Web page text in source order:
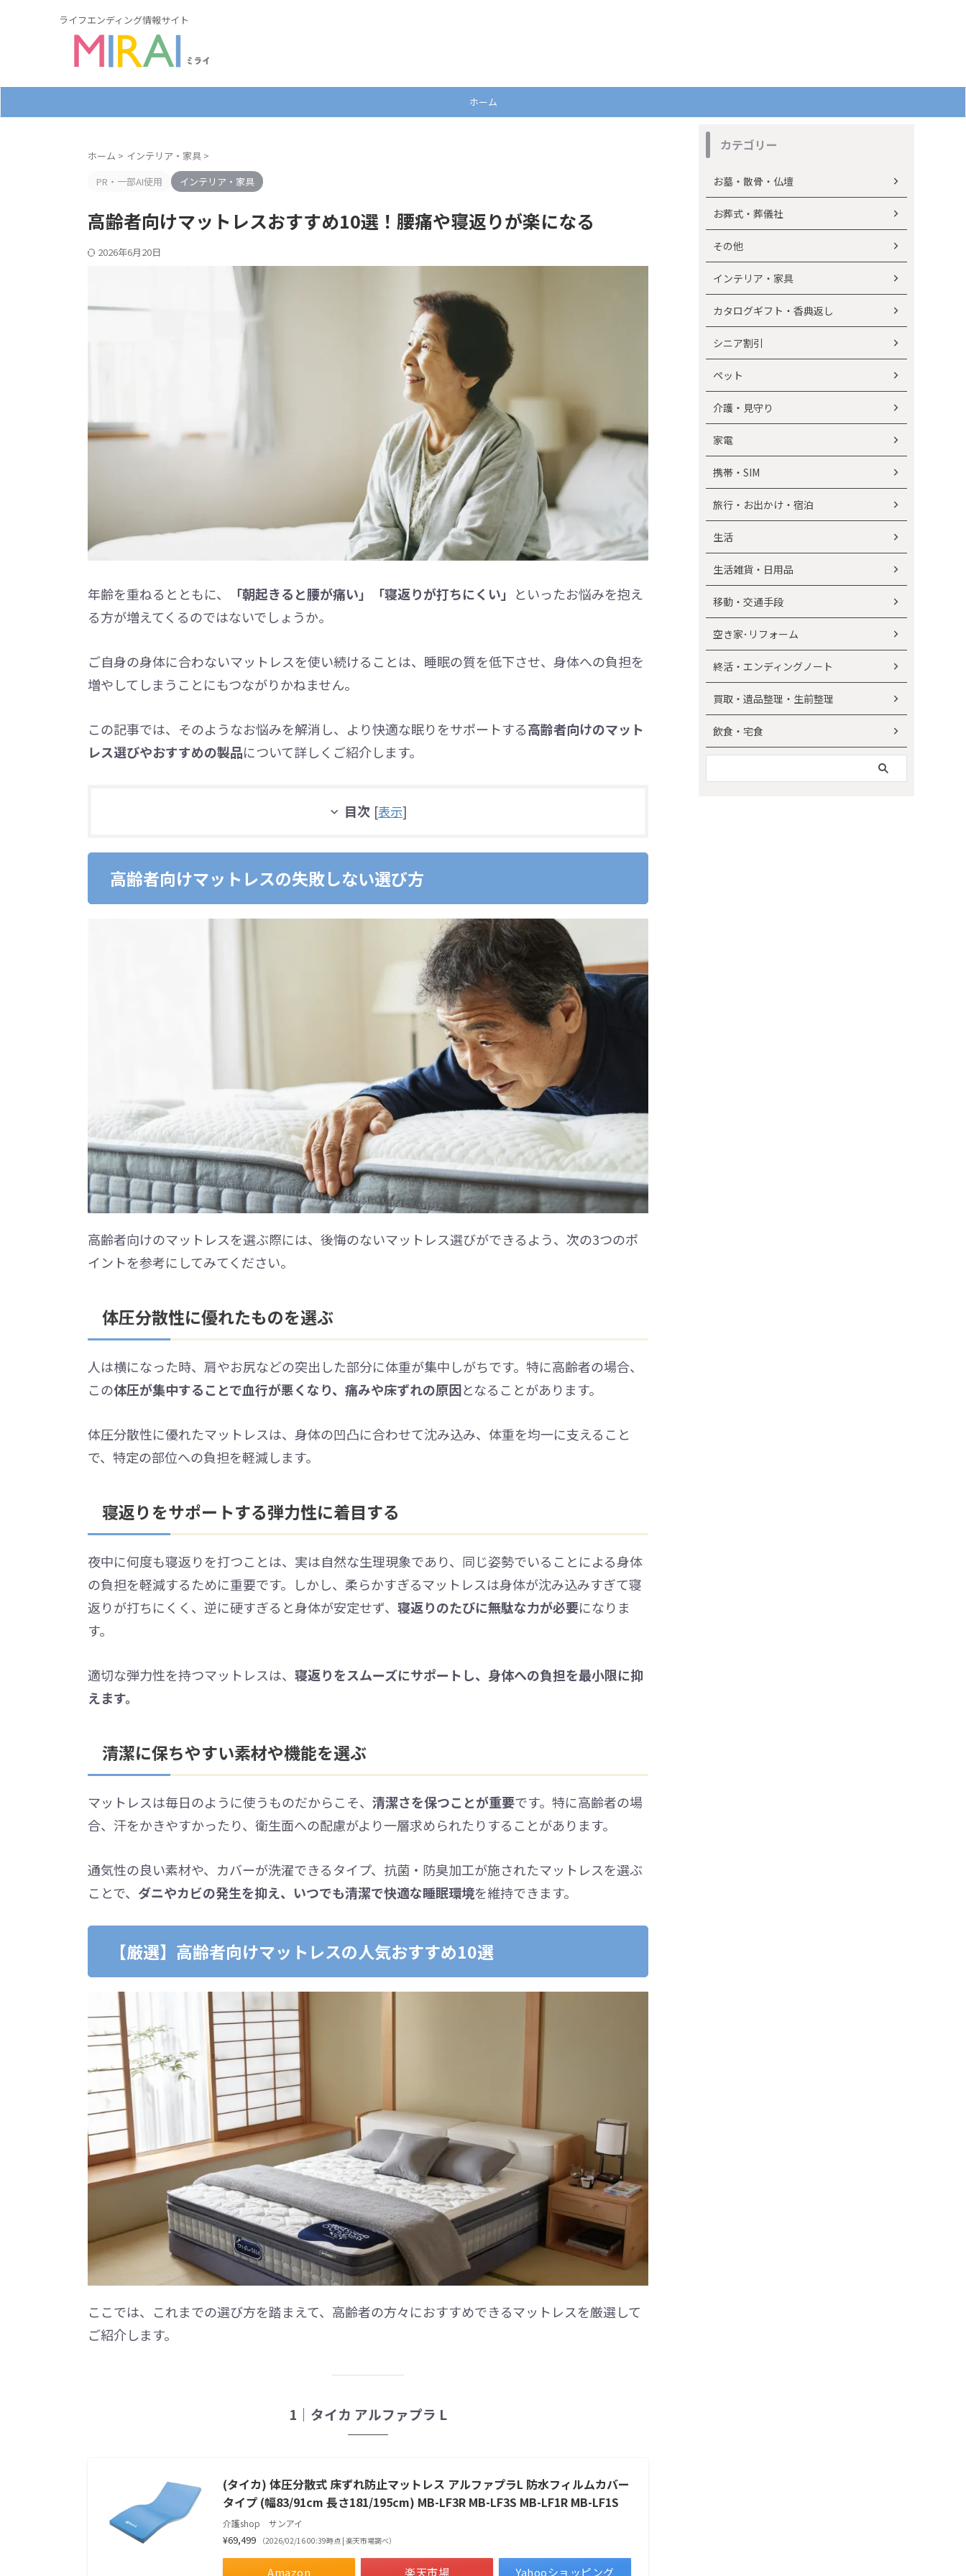
ライフエンディング情報サイト
ホーム
ホーム > インテリア・家具 >
PR・一部AI使用
インテリア・家具
高齢者向けマットレスおすすめ10選！腰痛や寝返りが楽になる
2026年6月20日
年齢を重ねるとともに、 「朝起きると腰が痛い」「寝返りが打ちにくい」 といったお悩みを抱え
る方が増えてくるのではないでしょうか。
ご自身の身体に合わないマットレスを使い続けることは、睡眠の質を低下させ、身体への負担を
増やしてしまうことにもつながりかねません。
この記事では、そのようなお悩みを解消し、より快適な眠りをサポートする高齢者向けのマット
レス選びやおすすめの製品について詳しくご紹介します。
目次 [表示]
高齢者向けマットレスの失敗しない選び方
高齢者向けのマットレスを選ぶ際には、後悔のないマットレス選びができるよう、次の3つのポ
イントを参考にしてみてください。
体圧分散性に優れたものを選ぶ
人は横になった時、肩やお尻などの突出した部分に体重が集中しがちです。特に高齢者の場合、
この体圧が集中することで血行が悪くなり、痛みや床ずれの原因となることがあります。
体圧分散性に優れたマットレスは、身体の凹凸に合わせて沈み込み、体重を均一に支えること
で、特定の部位への負担を軽減します。
寝返りをサポートする弾力性に着目する
夜中に何度も寝返りを打つことは、実は自然な生理現象であり、同じ姿勢でいることによる身体
の負担を軽減するために重要です。しかし、柔らかすぎるマットレスは身体が沈み込みすぎて寝
返りが打ちにくく、逆に硬すぎると身体が安定せず、 寝返りのたびに無駄な力が必要になりま
す。
適切な弾力性を持つマットレスは、 寝返りをスムーズにサポートし、身体への負担を最小限に抑
えます。
清潔に保ちやすい素材や機能を選ぶ
マットレスは毎日のように使うものだからこそ、 清潔さを保つことが重要です。特に高齢者の場
合、汗をかきやすかったり、衛生面への配慮がより一層求められたりすることがあります。
通気性の良い素材や、カバーが洗濯できるタイプ、抗菌・防臭加工が施されたマットレスを選ぶ
ことで、 ダニやカビの発生を抑え、いつでも清潔で快適な睡眠環境を維持できます。
【厳選】高齢者向けマットレスの人気おすすめ10選
ここでは、これまでの選び方を踏まえて、高齢者の方々におすすめできるマットレスを厳選して
ご紹介します。
1｜タイカ アルファプラ L
(タイカ) 体圧分散式 床ずれ防止マットレス アルファプラL 防水フィルムカバー
タイプ (幅83/91cm 長さ181/195cm) MB-LF3R MB-LF3S MB-LF1R MB-LF1S
介護shop サンアイ
¥69,499 （2026/02/16 00:39時点 | 楽天市場調べ）
Amazon 楽天市場 Yahooショッピング
カテゴリー
お墓・散骨・仏壇
お葬式・葬儀社
その他
インテリア・家具
カタログギフト・香典返し
シニア割引
ペット
介護・見守り
家電
携帯・SIM
旅行・お出かけ・宿泊
生活
生活雑貨・日用品
移動・交通手段
空き家･リフォーム
終活・エンディングノート
買取・遺品整理・生前整理
飲食・宅食